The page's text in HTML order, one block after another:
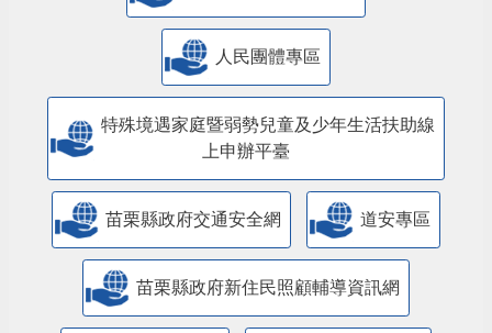
人民團體專區
特殊境遇家庭暨弱勢兒童及少年生活扶助線
上申辦平臺
苗栗縣政府交通安全網 道安專區
苗栗縣政府新住民照顧輔導資訊網